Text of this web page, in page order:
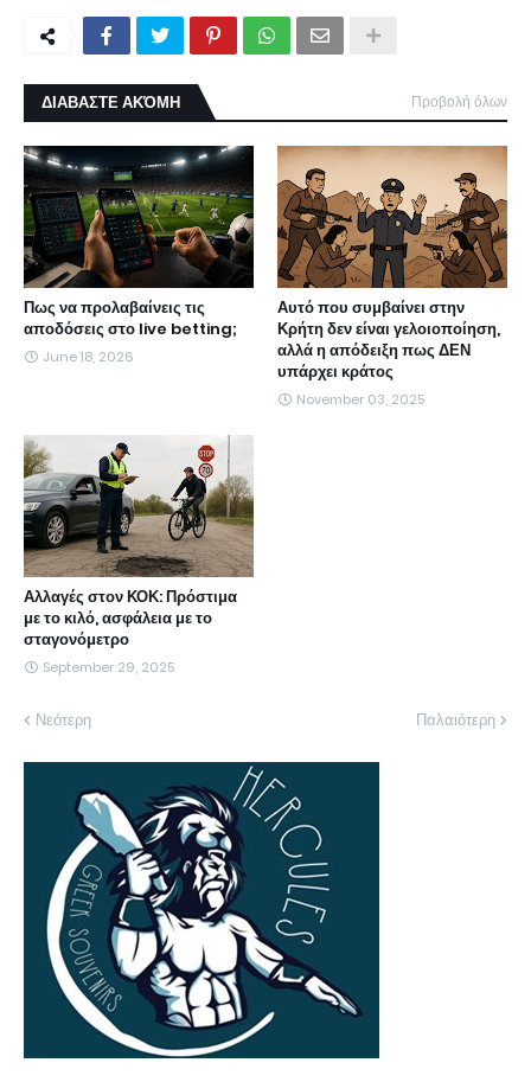
ΔΙΑΒΑΣΤΕ ΑΚΌΜΗ Προβολή όλων
Πως να προλαβαίνεις τις
αποδόσεις στο live betting;
June 18, 2026
Αυτό που συμβαίνει στην
Κρήτη δεν είναι γελοιοποίηση,
αλλά η απόδειξη πως ΔΕΝ
υπάρχει κράτος
November 03, 2025
Αλλαγές στον ΚΟΚ: Πρόστιμα
με το κιλό, ασφάλεια με το
σταγονόμετρο
September 29, 2025
Νεότερη Παλαιότερη